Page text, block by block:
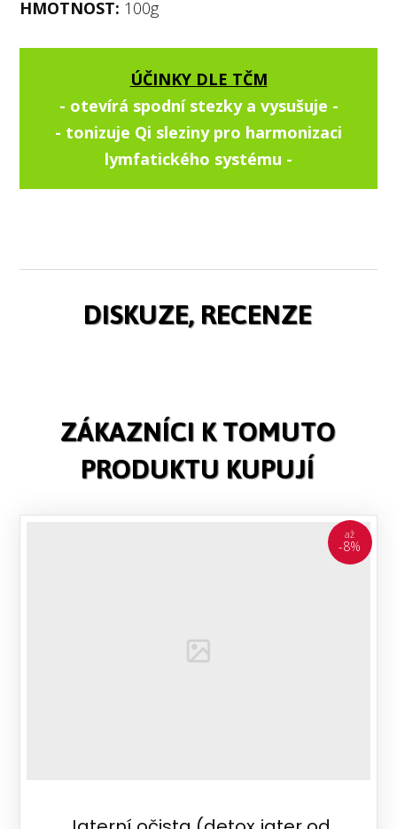
HMOTNOST: 100g
ÚČINKY DLE TČM
- otevírá spodní stezky a vysušuje -
- tonizuje Qi sleziny pro harmonizaci
lymfatického systému -
DISKUZE, RECENZE
ZÁKAZNÍCI K TOMUTO
PRODUKTU KUPUJÍ
až
-8%